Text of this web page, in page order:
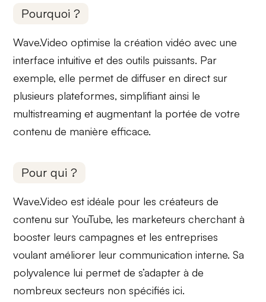
Pourquoi ?
Wave.Video optimise la création vidéo avec une
interface intuitive et des outils puissants. Par
exemple, elle permet de diffuser en direct sur
plusieurs plateformes, simplifiant ainsi le
multistreaming et augmentant la portée de votre
contenu de manière efficace.
Pour qui ?
Wave.Video est idéale pour lescréateurs de
contenu sur YouTube, les marketeurs cherchant à
booster leurs campagnes et lesentreprises
voulant améliorer leur communication interne. Sa
polyvalence lui permet de s’adapter à de
nombreux secteurs non spécifiés ici.